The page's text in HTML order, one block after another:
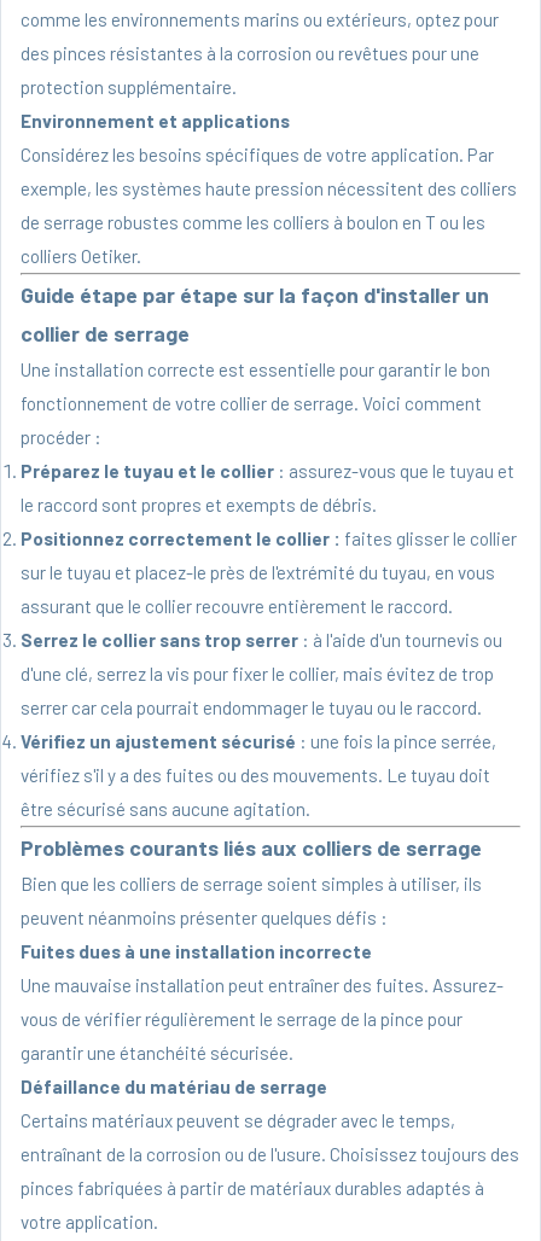
comme les environnements marins ou extérieurs, optez pour
des pinces résistantes à la corrosion ou revêtues pour une
protection supplémentaire.
Environnement et applications
Considérez les besoins spécifiques de votre application. Par
exemple, les systèmes haute pression nécessitent des colliers
de serrage robustes comme les colliers à boulon en T ou les
colliers Oetiker.
Guide étape par étape sur la façon d'installer un
collier de serrage
Une installation correcte est essentielle pour garantir le bon
fonctionnement de votre collier de serrage. Voici comment
procéder :
Préparez le tuyau et le collier : assurez-vous que le tuyau et
le raccord sont propres et exempts de débris.
Positionnez correctement le collier : faites glisser le collier
sur le tuyau et placez-le près de l'extrémité du tuyau, en vous
assurant que le collier recouvre entièrement le raccord.
Serrez le collier sans trop serrer : à l'aide d'un tournevis ou
d'une clé, serrez la vis pour fixer le collier, mais évitez de trop
serrer car cela pourrait endommager le tuyau ou le raccord.
Vérifiez un ajustement sécurisé : une fois la pince serrée,
vérifiez s'il y a des fuites ou des mouvements. Le tuyau doit
être sécurisé sans aucune agitation.
Problèmes courants liés aux colliers de serrage
Bien que les colliers de serrage soient simples à utiliser, ils
peuvent néanmoins présenter quelques défis :
Fuites dues à une installation incorrecte
Une mauvaise installation peut entraîner des fuites. Assurez-
vous de vérifier régulièrement le serrage de la pince pour
garantir une étanchéité sécurisée.
Défaillance du matériau de serrage
Certains matériaux peuvent se dégrader avec le temps,
entraînant de la corrosion ou de l'usure. Choisissez toujours des
pinces fabriquées à partir de matériaux durables adaptés à
votre application.